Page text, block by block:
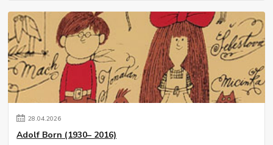
28.04.2026
Adolf Born (1930– 2016)